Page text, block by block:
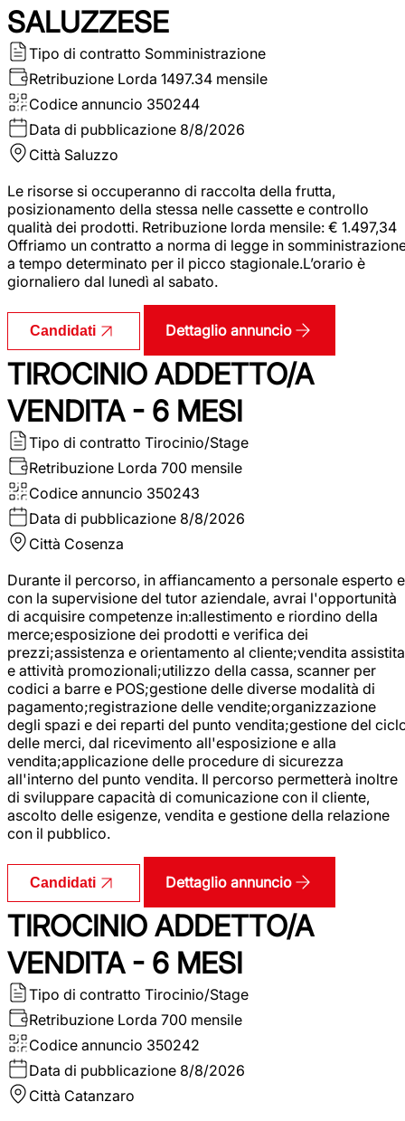
SALUZZESE
Tipo di contratto Somministrazione
Retribuzione Lorda 1497.34 mensile
Codice annuncio 350244
Data di pubblicazione 8/8/2026
Città Saluzzo
Le risorse si occuperanno di raccolta della frutta,
posizionamento della stessa nelle cassette e controllo
qualità dei prodotti. Retribuzione lorda mensile: € 1.497,34
Offriamo un contratto a norma di legge in
a tempo determinato per il picco stagionale.L’orario è
giornaliero dal lunedì al sabato.
Candidati Dettaglio annuncio
TIROCINIO ADDETTO/A
VENDITA - 6 MESI
Tipo di contratto Tirocinio/Stage
Retribuzione Lorda 700 mensile
Codice annuncio 350243
Data di pubblicazione 8/8/2026
Città Cosenza
Durante il percorso, in affiancamento a personale esperto e
con la supervisione del tutor aziendale, avrai l'opportunità
di acquisire competenze in:allestimento e riordino della
merce;esposizione dei prodotti e verifica dei
prezzi;assistenza e orientamento al cliente;vendita assistita
e attività promozionali;utilizzo della cassa, scanner per
codici a barre e POS;gestione delle diverse modalità di
pagamento;registrazione delle vendite;organizzazione
degli spazi e dei reparti del punto vendita;gestione del
delle merci, dal ricevimento all'esposizione e alla
vendita;applicazione delle procedure di sicurezza
all'interno del punto vendita. Il percorso permetterà inoltre
di sviluppare capacità di comunicazione con il cliente,
ascolto delle esigenze, vendita e gestione della relazione
con il pubblico.
Candidati Dettaglio annuncio
TIROCINIO ADDETTO/A
VENDITA - 6 MESI
Tipo di contratto Tirocinio/Stage
Retribuzione Lorda 700 mensile
Codice annuncio 350242
Data di pubblicazione 8/8/2026
Città Catanzaro